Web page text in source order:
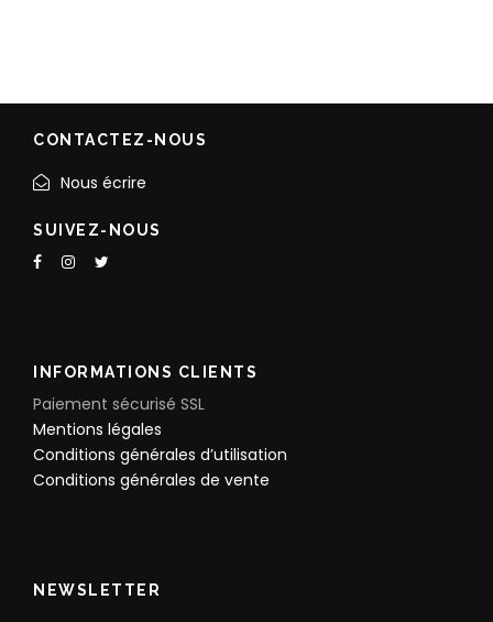
CONTACTEZ-NOUS
Nous écrire
SUIVEZ-NOUS
INFORMATIONS CLIENTS
Paiement sécurisé SSL
Mentions légales
Conditions générales d’utilisation
Conditions générales de vente
NEWSLETTER